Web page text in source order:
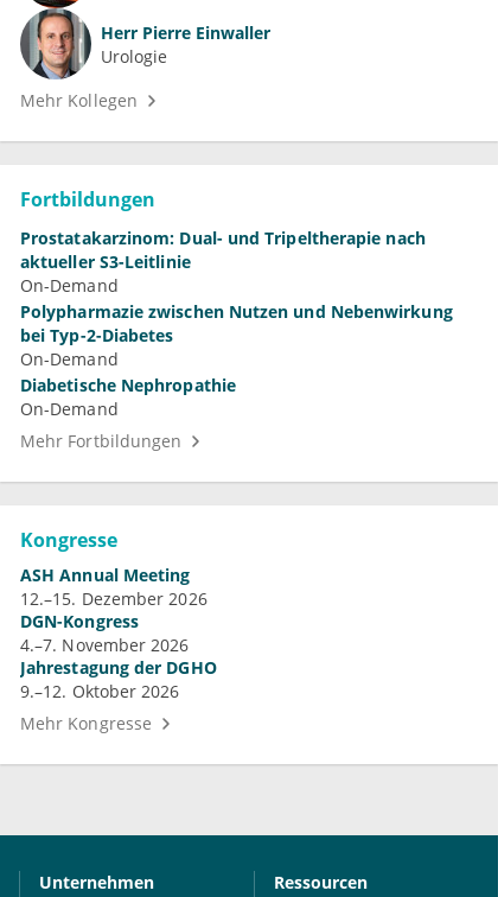
Herr Pierre Einwaller
Urologie
Mehr Kollegen
Fortbildungen
Prostatakarzinom: Dual- und Tripeltherapie nach
aktueller S3-Leitlinie
On-Demand
Polypharmazie zwischen Nutzen und Nebenwirkung
bei Typ-2-Diabetes
On-Demand
Diabetische Nephropathie
On-Demand
Mehr Fortbildungen
Kongresse
ASH Annual Meeting
12.–15. Dezember 2026
DGN-Kongress
4.–7. November 2026
Jahrestagung der DGHO
9.–12. Oktober 2026
Mehr Kongresse
Unternehmen
Ressourcen